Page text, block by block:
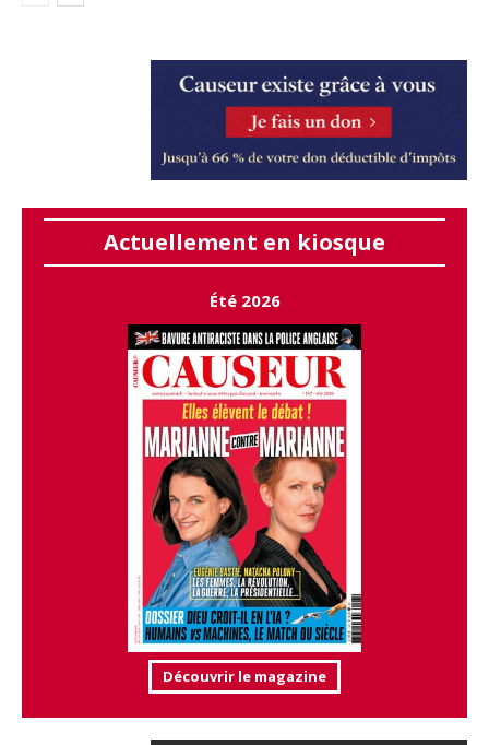
Actuellement en kiosque
Été 2026
Découvrir le magazine